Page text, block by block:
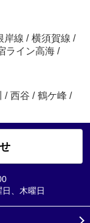
岸線 / 横須賀線 /
ライン高海 /
/ 西谷 / 鶴ケ峰 /
、木曜日